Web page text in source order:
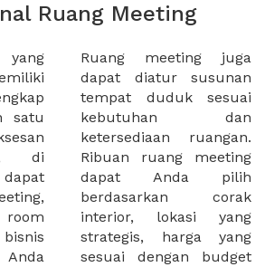
Ruang Meeting
yang
satu
di
juga
yang